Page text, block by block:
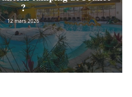
?
12 mars 2026